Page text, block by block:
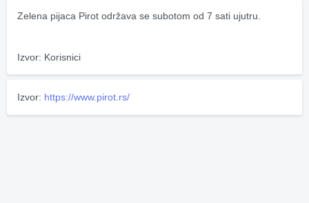
Zelena pijaca Pirot održava se subotom od 7 sati ujutru.
Izvor: Korisnici
Izvor: https://www.pirot.rs/